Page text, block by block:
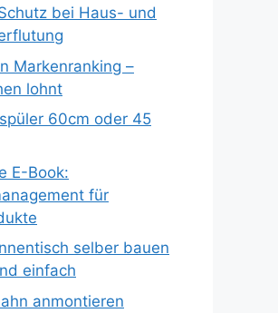
bei Haus- und
Markenranking –
lohnt
60cm oder 45
E-Book:
für
selber bauen
einfach
anmontieren